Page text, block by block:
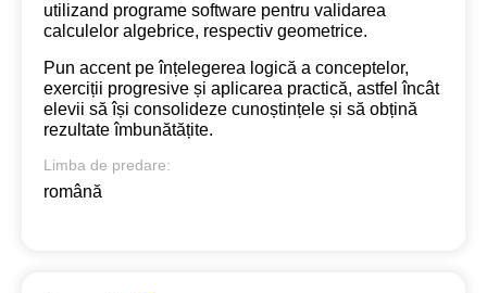
utilizand programe software pentru validarea
calculelor algebrice, respectiv geometrice.
Pun accent pe înțelegerea logică a conceptelor,
exerciții progresive și aplicarea practică, astfel încât
elevii să își consolideze cunoștințele și să obțină
rezultate îmbunătățite.
Limba de predare:
română